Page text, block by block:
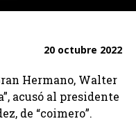
20 octubre 2022
Hermano, Walter
acusó al presidente
de “coimero”.